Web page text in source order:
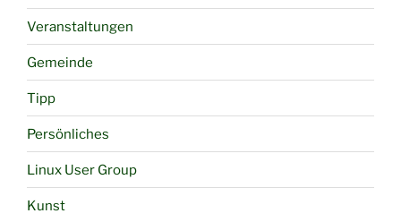
Veranstaltungen
Gemeinde
Tipp
Persönliches
Linux User Group
Kunst